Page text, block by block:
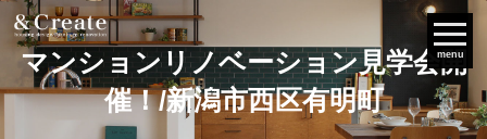
menu
マンションリノベーション見学会開
催！/新潟市西区有明町